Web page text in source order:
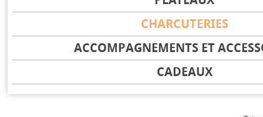
CHARCUTERIES
ACCOMPAGNEMENTS ET
CADEAUX